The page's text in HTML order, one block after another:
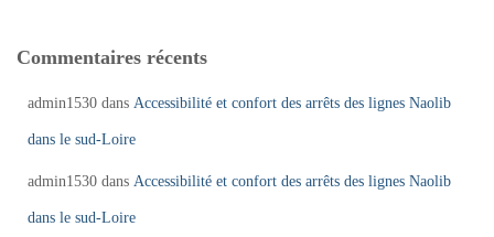
Commentaires récents
admin1530 dans Accessibilité et confort des arrêts des lignes Naolib
dans le sud-Loire
admin1530 dans Accessibilité et confort des arrêts des lignes Naolib
dans le sud-Loire